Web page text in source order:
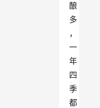
酿
多
，
一
年
四
季
都